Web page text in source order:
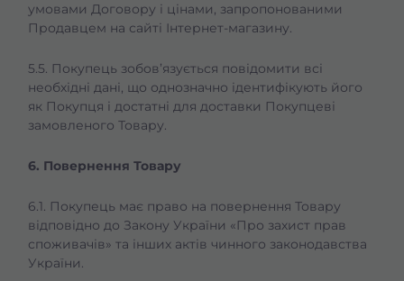
умовами Договору і цінами, запропонованими
Продавцем на сайті Інтернет-магазину.
5.5. Покупець зобов’язується повідомити всі
необхідні дані, що однозначно ідентифікують його
як Покупця і достатні для доставки Покупцеві
замовленого Товару.
6. Повернення Товару
6.1. Покупець має право на повернення Товару
відповідно до Закону України «Про захист прав
споживачів» та інших актів чинного законодавства
України.